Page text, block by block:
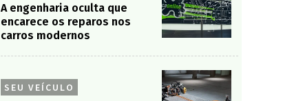
A engenharia oculta que
encarece os reparos nos
carros modernos
SEU VEÍCULO